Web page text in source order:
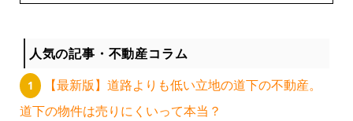
人気の記事・不動産コラム
【最新版】道路よりも低い立地の道下の不動産。
道下の物件は売りにくいって本当？